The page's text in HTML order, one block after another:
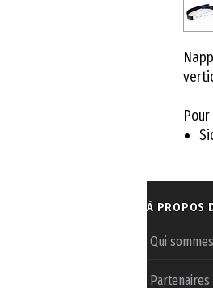
À PROPOS
Qui
Partenaires